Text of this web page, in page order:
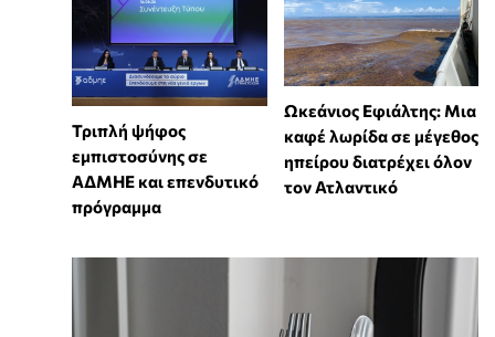
Τριπλή ψήφος
εμπιστοσύνης σε
ΑΔΜΗΕ και επενδυτικό
πρόγραμμα
Ωκεάνιος Εφιάλτης: Μια
καφέ λωρίδα σε μέγεθος
ηπείρου διατρέχει όλον
τον Ατλαντικό